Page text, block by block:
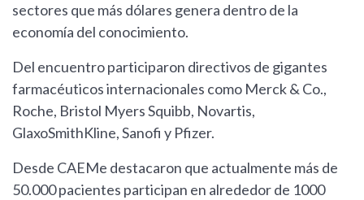
sectores que más dólares genera dentro de la
economía del conocimiento.
Del encuentro participaron directivos de gigantes
farmacéuticos internacionales como Merck & Co.,
Roche, Bristol Myers Squibb, Novartis,
GlaxoSmithKline, Sanofi y Pfizer.
Desde CAEMe destacaron que actualmente más de
50.000 pacientes participan en alrededor de 1000